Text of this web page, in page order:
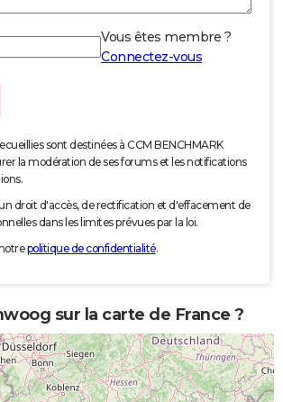
Vous êtes membre ?
Connectez-vous
sont destinées à CCM BENCHMARK
la modération de ses forums et les notifications
droit d'accès, de rectification et d'effacement de
dans les limites prévues par la loi.
politique de confidentialité.
sur la carte de France ?